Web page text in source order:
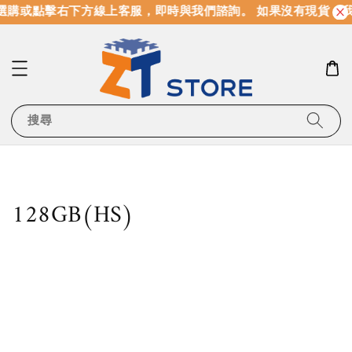
或點擊右下方線上客服，即時與我們諮詢。 如果沒有現貨，
搜尋
128GB(HS)